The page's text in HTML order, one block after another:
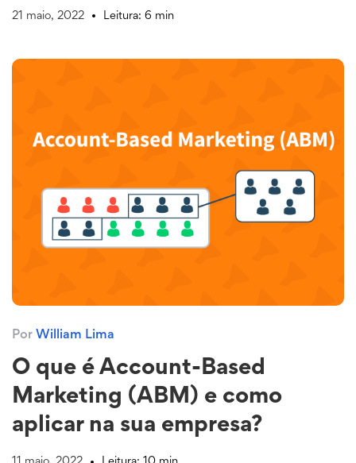
21 maio, 2022 Leitura: 6 min
Por William Lima
O que é Account-Based
Marketing (ABM) e como
aplicar na sua empresa?